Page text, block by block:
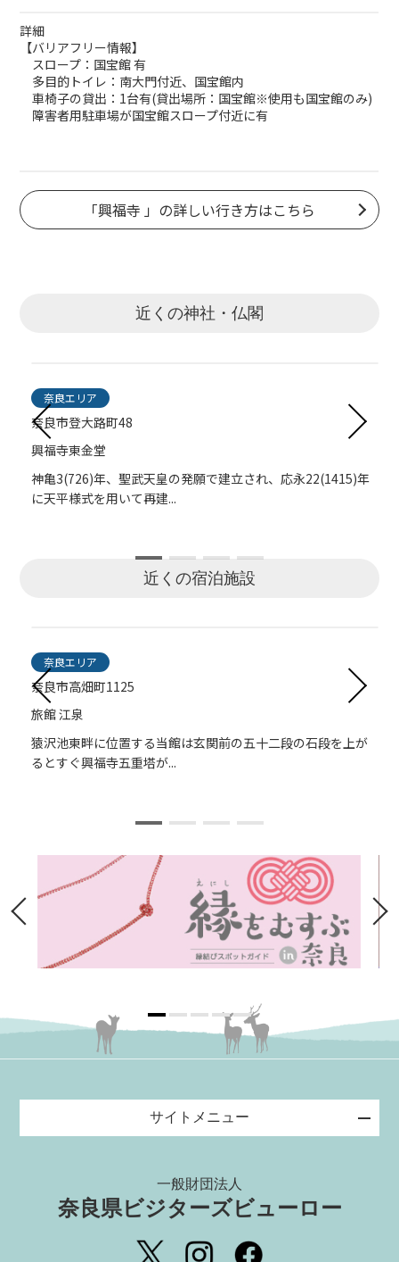
詳細
【バリアフリー情報】
スロープ：国宝館 有
多目的トイレ：南大門付近、国宝館内
車椅子の貸出：1台有(貸出場所：国宝館※使用も国宝館のみ)
障害者用駐車場が国宝館スロープ付近に有
「興福寺 」の詳しい行き方はこちら
近くの神社・仏閣
奈良エリア
奈良市登大路町48
興福寺東金堂
神亀3(726)年、聖武天皇の発願で建立され、応永22(1415)年
に天平様式を用いて再建...
奈良エリア
奈良市登大路町48
興福寺国宝館
国宝館には興福寺に伝わる数多くの国宝･重要文化財を収蔵し
ており、天平時代の寺宝...
奈良エリア
奈良市登大路町48
興福寺南円堂
藤原冬嗣の創建とされ、現在の建物は江戸時代、寛保元
(1741)年に立柱。西国三十三...
奈良エリア
奈良市橋本町
采女神社
縁結びのご利益がある社。猿沢池に身を投げた采女（女官）
の霊を慰めるため祀った...
近くの宿泊施設
奈良エリア
奈良市高畑町1125
旅館 江泉
猿沢池東畔に位置する当館は玄関前の五十二段の石段を上が
るとすぐ興福寺五重塔が...
奈良エリア
奈良市高畑町1122-21
古っ都ん100％
奈良公園、興福寺、猿沢池の近くにある宿。ユニークなネー
ミングの「こっとん」と...
奈良エリア
奈良市高畑町1113-3
飛鳥荘
猿沢池の近くに位置し、奈良公園やなら町の散策にとても便
利。展望露天風呂からは...
奈良エリア
奈良市登大路町40-1
登大路ホテル
近鉄奈良駅から徒歩3分、世界遺産 興福寺の袂に佇む13室の
オーベルジュ。宿泊・料...
サイトメニュー
一般財団法人
奈良県ビジターズビューロー